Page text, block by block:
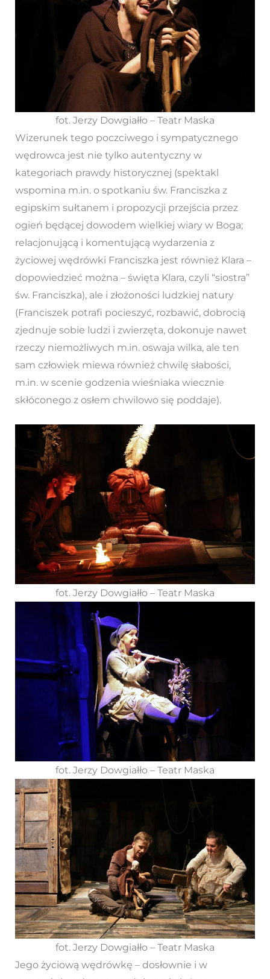
fot. Jerzy Dowgiałło – Teatr Maska
Wizerunek tego poczciwego i sympatycznego
wędrowca jest nie tylko autentyczny w
kategoriach prawdy historycznej (spektakl
wspomina m.in. o spotkaniu św. Franciszka z
egipskim sułtanem i propozycji przejścia przez
ogień będącej dowodem wielkiej wiary w Boga;
relacjonującą i komentującą wydarzenia z
życiowej wędrówki Franciszka jest również Klara –
dopowiedzieć można – święta Klara, czyli “siostra”
św. Franciszka), ale i złożoności ludzkiej natury
(Franciszek potrafi pocieszyć, rozbawić, dobrocią
zjednuje sobie ludzi i zwierzęta, dokonuje nawet
rzeczy niemożliwych m.in. oswaja wilka, ale ten
sam człowiek miewa również chwilę słabości,
m.in. w scenie godzenia wieśniaka wiecznie
skłóconego z osłem chwilowo się poddaje).
fot. Jerzy Dowgiałło – Teatr Maska
fot. Jerzy Dowgiałło – Teatr Maska
fot. Jerzy Dowgiałło – Teatr Maska
Jego życiową wędrówkę – dosłownie i w